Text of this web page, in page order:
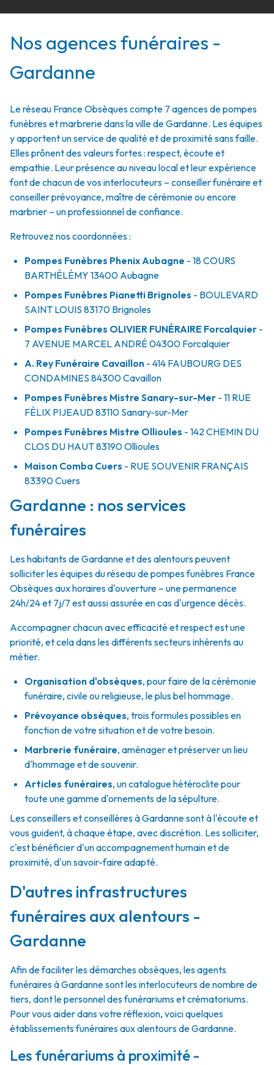
Nos agences funéraires -
Gardanne
Le réseau France Obsèques compte 7 agences de pompes
funèbres et marbrerie dans la ville de Gardanne. Les équipes
y apportent un service de qualité et de proximité sans faille.
Elles prônent des valeurs fortes : respect, écoute et
empathie. Leur présence au niveau local et leur expérience
font de chacun de vos interlocuteurs – conseiller funéraire et
conseiller prévoyance, maître de cérémonie ou encore
marbrier – un professionnel de confiance.
Retrouvez nos coordonnées :
Pompes Funèbres Phenix Aubagne - 18 COURS
BARTHÉLÉMY 13400 Aubagne
Pompes Funèbres Pianetti Brignoles - BOULEVARD
SAINT LOUIS 83170 Brignoles
Pompes Funèbres OLIVIER FUNÉRAIRE Forcalquier -
7 AVENUE MARCEL ANDRÉ04300 Forcalquier
A. Rey Funéraire Cavaillon - 414 FAUBOURG DES
CONDAMINES 84300Cavaillon
Pompes Funèbres Mistre Sanary-sur-Mer - 11 RUE
FÉLIX PIJEAUD83110 Sanary-sur-Mer
Pompes Funèbres Mistre Ollioules - 142 CHEMIN DU
CLOS DU HAUT83190Ollioules
Maison Comba Cuers - RUE SOUVENIR FRANÇAIS
83390Cuers
Gardanne : nos services
funéraires
Les habitants de Gardanne et des alentours peuvent
solliciter les équipes du réseau de pompes funèbres France
Obsèques aux horaires d'ouverture – une permanence
24h/24 et 7j/7 est aussi assurée en cas d'urgence décès.
Accompagner chacun avec efficacité et respect est une
priorité, et cela dans les différents secteurs inhérents au
métier.
Organisation d'obsèques, pour faire de la cérémonie
funéraire, civile ou religieuse, le plus bel hommage.
Prévoyance obsèques, trois formules possibles en
fonction de votre situation et de votre besoin.
Marbrerie funéraire, aménager et préserver un lieu
d'hommage et de souvenir.
Articles funéraires, un catalogue hétéroclite pour
toute une gamme d'ornements de la sépulture.
Les conseillers et conseillères à Gardanne sont à l'écoute et
vous guident, à chaque étape, avec discrétion. Les solliciter,
c'est bénéficier d'un accompagnement humain et de
proximité, d'un savoir-faire adapté.
D'autres infrastructures
funéraires aux alentours -
Gardanne
Afin de faciliter les démarches obsèques, les agents
funéraires à Gardanne sont les interlocuteurs de nombre de
tiers, dont le personnel des funérariums et crématoriums.
Pour vous aider dans votre réflexion, voici quelques
établissements funéraires aux alentours de Gardanne.
Les funérariums à proximité -